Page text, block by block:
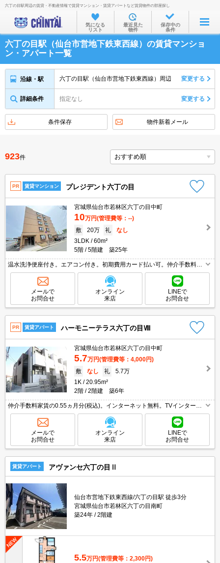
お部屋を探す
沿線・駅から
住所から
家賃相場から
不動産会社から
六丁の目駅周辺の賃貸・不動産情報で賃貸マンション・賃貸アパートなど賃貸物件の部屋探し
気になる
リスト
最近見た
物件
保存中の
条件
六丁の目駅（仙台市営地下鉄東西線）の賃貸マンショ
ン・アパート一覧
沿線・駅 六丁の目駅（仙台市営地下鉄東西線）周辺 変更する
詳細条件 指定なし 変更する
条件保存 物件新着メール
923件
PR 賃貸マンション プレジデント六丁の目
宮城県仙台市若林区六丁の目中町
10万円(管理費等：--)
敷
20万 礼
なし
3LDK
60m²
5階
5階建 築25年
温水洗浄便座付き。エアコン付き。初期費用カード払い可。仲介手数料家
賃の0.55ヵ月分。コンビニまで170mはうれしいね。カウンター式システ
ムキッチン。シャワー付独立洗面台。駅まで徒歩10分圏内!。
メールで
お問合せ
オンライン
来店
LINEで
お問合せ
PR 賃貸アパート ハーモニーテラス六丁の目Ⅷ
宮城県仙台市若林区六丁の目中町
5.7万円(管理費等：4,000円)
敷
なし 礼
5.7万
1K
20.95m²
2階
2階建 築6年
仲介手数料家賃の0.55ヵ月分(税込)。インターネット無料。TVインターホ
ン付き。ロフト6.3帖付き。浴室乾燥機付。IoT登録利用料16,500円。初回
契約金クレジットカード払い可能。
メールで
お問合せ
オンライン
来店
LINEで
お問合せ
賃貸アパート アヴァンセ六丁の目Ⅱ
仙台市営地下鉄東西線/六丁の目駅 徒歩3分
宮城県仙台市若林区六丁の目南町
築24年
2階建
5.5万円(管理費等：2,300円)